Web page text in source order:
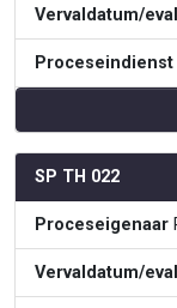
Vervaldatum/
Proceseindienst
SP TH 022
Proceseigenaar
Vervaldatum/